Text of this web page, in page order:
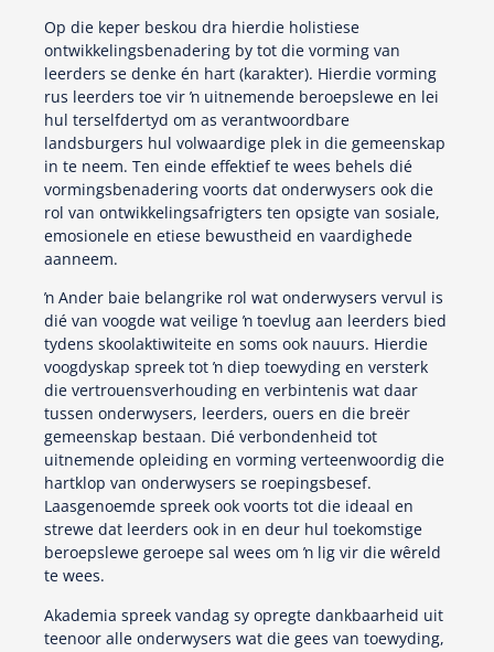
Op die keper beskou dra hierdie holistiese
ontwikkelingsbenadering by tot die vorming van
leerders se denke én hart (karakter). Hierdie vorming
rus leerders toe vir ŉ uitnemende beroepslewe en lei
hul terselfdertyd om as verantwoordbare
landsburgers hul volwaardige plek in die gemeenskap
in te neem. Ten einde effektief te wees behels dié
vormingsbenadering voorts dat onderwysers ook die
rol van ontwikkelingsafrigters ten opsigte van sosiale,
emosionele en etiese bewustheid en vaardighede
aanneem.
ŉ Ander baie belangrike rol wat onderwysers vervul is
dié van voogde wat veilige ŉ toevlug aan leerders bied
tydens skoolaktiwiteite en soms ook nauurs. Hierdie
voogdyskap spreek tot ŉ diep toewyding en versterk
die vertrouensverhouding en verbintenis wat daar
tussen onderwysers, leerders, ouers en die breër
gemeenskap bestaan. Dié verbondenheid tot
uitnemende opleiding en vorming verteenwoordig die
hartklop van onderwysers se roepingsbesef.
Laasgenoemde spreek ook voorts tot die ideaal en
strewe dat leerders ook in en deur hul toekomstige
beroepslewe geroepe sal wees om ŉ lig vir die wêreld
te wees.
Akademia spreek vandag sy opregte dankbaarheid uit
teenoor alle onderwysers wat die gees van toewyding,